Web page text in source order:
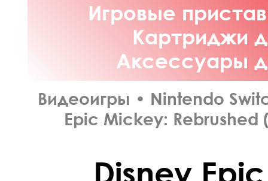
Игровые
Картриджи
Аксессуары
Видеоигры • Nintendo
Epic Mickey: Rebrushed
Disney